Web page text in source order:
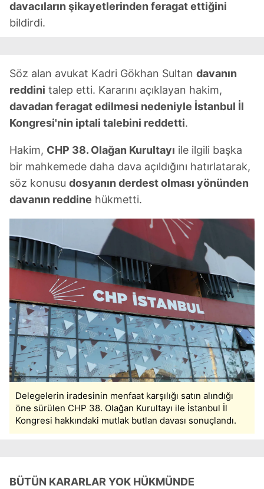
davacıların şikayetlerinden feragat ettiğini
bildirdi.
Söz alan avukat Kadri Gökhan Sultan davanın
reddini talep etti. Kararını açıklayan hakim,
davadan feragat edilmesi nedeniyle İstanbul İl
Kongresi'nin iptali talebini reddetti.
Hakim, CHP 38. Olağan Kurultayı ile ilgili başka
bir mahkemede daha dava açıldığını hatırlatarak,
söz konusu dosyanın derdest olması yönünden
davanın reddine hükmetti.
Delegelerin iradesinin menfaat karşılığı satın alındığı
öne sürülen CHP 38. Olağan Kurultayı ile İstanbul İl
Kongresi hakkındaki mutlak butlan davası sonuçlandı.
BÜTÜN KARARLAR YOK HÜKMÜNDE